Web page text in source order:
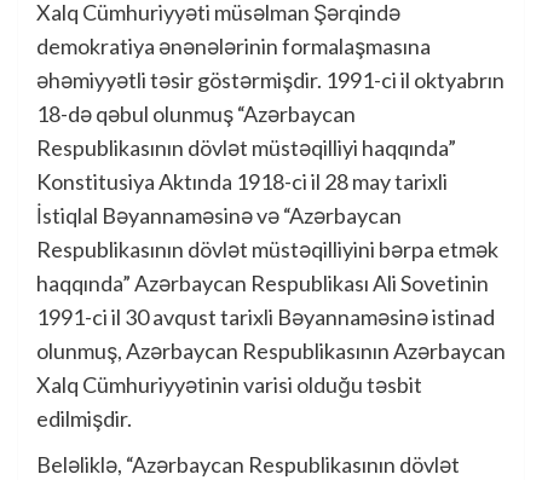
Xalq Cümhuriyyəti müsəlman Şərqində
demokratiya ənənələrinin formalaşmasına
əhəmiyyətli təsir göstərmişdir. 1991-ci il oktyabrın
18-də qəbul olunmuş “Azərbaycan
Respublikasının dövlət müstəqilliyi haqqında”
Konstitusiya Aktında 1918-ci il 28 may tarixli
İstiqlal Bəyannaməsinə və “Azərbaycan
Respublikasının dövlət müstəqilliyini bərpa etmək
haqqında” Azərbaycan Respublikası Ali Sovetinin
1991-ci il 30 avqust tarixli Bəyannaməsinə istinad
olunmuş, Azərbaycan Respublikasının Azərbaycan
Xalq Cümhuriyyətinin varisi olduğu təsbit
edilmişdir.
Beləliklə, “Azərbaycan Respublikasının dövlət